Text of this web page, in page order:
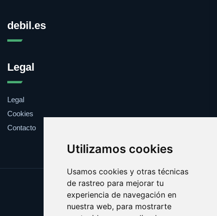
Utilizamos cookies
Usamos cookies y otras técnicas
de rastreo para mejorar tu
experiencia de navegación en
nuestra web, para mostrarte
debil.es
Legal
Legal
Cookies
Contacto
Update cookies preferences
Copyright © 2025 debil.es